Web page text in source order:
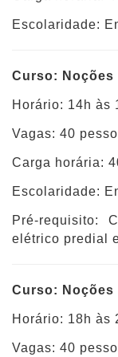
Escolaridade:
Curso: Noções
Horário: 14h às
Vagas: 40
Carga horária:
Escolaridade:
Pré-requisito:
elétrico predial
Curso: Noções
Horário: 18h às
Vagas: 40